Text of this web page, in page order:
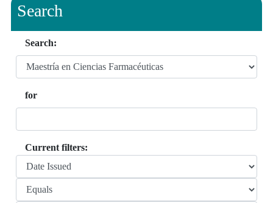
Search
Search:
for
Current filters: